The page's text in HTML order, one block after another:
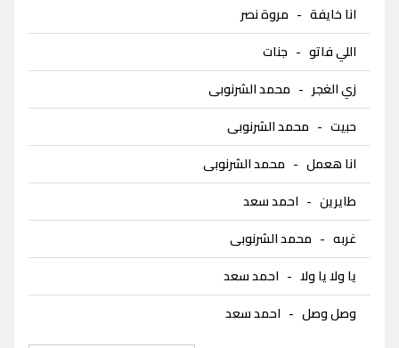
انا خايفة - مروة نصر
اللي فاتو - جنات
زي الغجر - محمد الشرنوبى
حبيت - محمد الشرنوبى
انا هعمل - محمد الشرنوبى
طايرين - احمد سعد
غربه - محمد الشرنوبى
يا ولا يا ولا - احمد سعد
وصل وصل - احمد سعد